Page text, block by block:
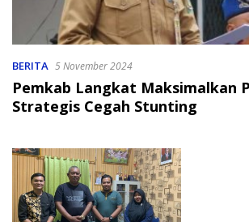
BERITA 5 November 2024
Pemkab Langkat Maksimalkan
Strategis Cegah Stunting